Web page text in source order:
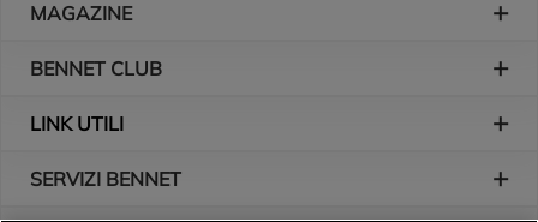
MAGAZINE
BENNET CLUB
LINK UTILI
SERVIZI BENNET